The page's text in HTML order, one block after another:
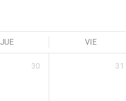
JUE VIE
30 31